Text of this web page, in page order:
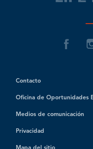
Contacto
Oficina de Oportunidades
Medios de comunicación
Privacidad
Mapa del sitio